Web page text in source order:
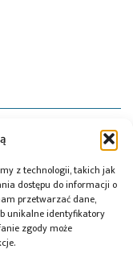
z technologii, takich jak
dostępu do informacji o
przetwarzać dane,
unikalne identyfikatory
zgody może
UNO